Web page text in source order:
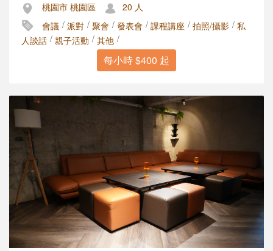
桃園市 桃園區
20 人
會議 / 派對 / 聚會 / 發表會 / 課程講座 / 拍照/攝影 / 私
人談話 / 親子活動 / 其他 /
每小時 $400 起